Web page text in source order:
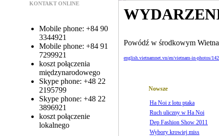
KONTAKT ONLINE
Mobile phone: +84 90
3344921
Mobile phone: +84 91
7299921
koszt połączenia
międzynarodowego
Skype phone: +48 22
2195799
Skype phone: +48 22
3896921
koszt połączenie
lokalnego
Powódź w środkowym
english.vietnamnet.vn/en/vietnam-in-photos/
Nowsze
Ha Noi z lotu ptaka
Ruch uliczny w Ha Noi
Dep Fashion Show 2011
Wybory krowiej miss